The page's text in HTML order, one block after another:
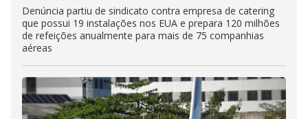
Denúncia partiu de sindicato contra empresa de catering
que possui 19 instalações nos EUA e prepara 120 milhões
de refeições anualmente para mais de 75 companhias
aéreas